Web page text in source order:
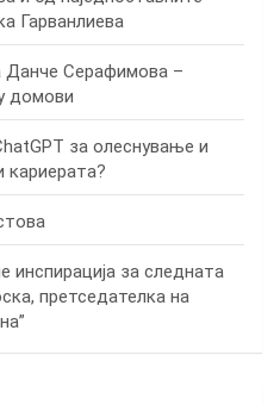
Гарванлиева
Данче Серафимова –
домови
за олеснување и
кариерата?
за следната
претседателка на